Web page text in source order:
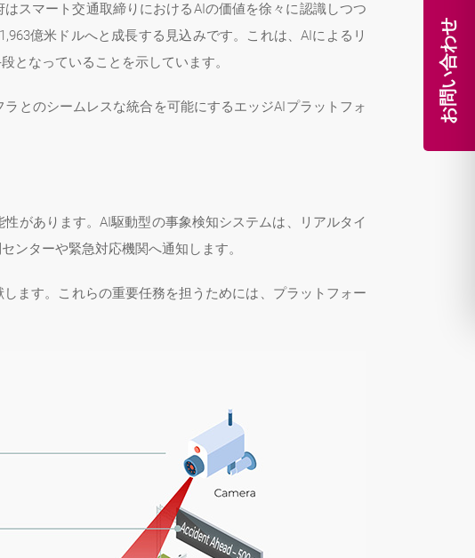
お問い合わせ
スマート交通取締りにおけるAIの価値を徐々に認識しつつ
億米ドルへと成長する見込みです。これは、AIによるリ
となっていることを示しています。
とのシームレスな統合を可能にするエッジAIプラットフォ
があります。AI駆動型の事象検知システムは、リアルタイ
ンターや緊急対応機関へ通知します。
ます。これらの重要任務を担うためには、プラットフォー